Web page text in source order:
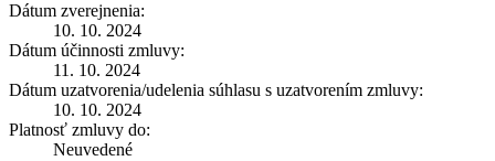
Dátum zverejnenia:
10. 10. 2024
Dátum účinnosti zmluvy:
11. 10. 2024
Dátum uzatvorenia/udelenia súhlasu s uzatvorením zmluvy:
10. 10. 2024
Platnosť zmluvy do:
Neuvedené